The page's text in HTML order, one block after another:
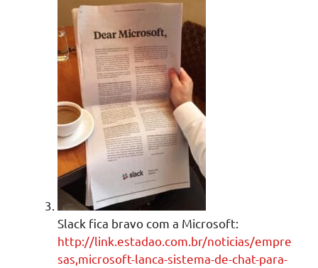
Slack fica bravo com a Microsoft:
http://link.estadao.com.br/noticias/empre
sas,microsoft-lanca-sistema-de-chat-para-